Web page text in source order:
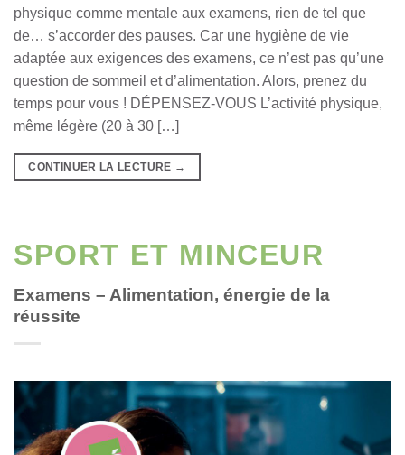
physique comme mentale aux examens, rien de tel que
de… s’accorder des pauses. Car une hygiène de vie
adaptée aux exigences des examens, ce n’est pas qu’une
question de sommeil et d’alimentation. Alors, prenez du
temps pour vous ! DÉPENSEZ-VOUS L’activité physique,
même légère (20 à 30 […]
CONTINUER LA LECTURE →
SPORT ET MINCEUR
Examens – Alimentation, énergie de la
réussite